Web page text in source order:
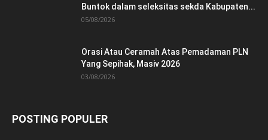
Buntok dalam seleksitas sekda Kabupaten...
05/08/2026
Orasi Atau Ceramah Atas Pemadaman PLN
Yang Sepihak, Masiv 2026
03/08/2026
POSTING POPULER